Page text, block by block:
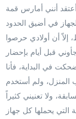
أنني أمارس قمة
في أضيق الحدود
إلاّ أن أولادي حرصوا
قبل أيام بإحضار
في البداية، فأنا
المنزل، ولم أستخدم
ولا تعنيني كثيراً
التي يحملها كل جهاز